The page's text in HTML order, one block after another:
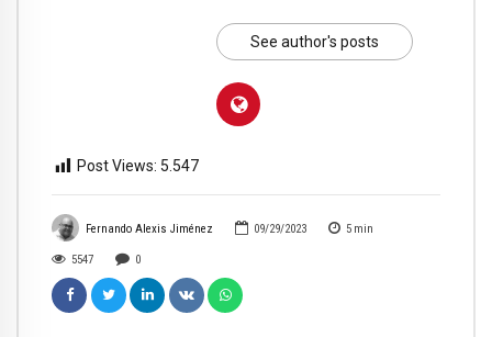
Fernando Alexis Jiménez 09/29/2023 5 min
5547 0
See author's posts
Post Views: 5.547